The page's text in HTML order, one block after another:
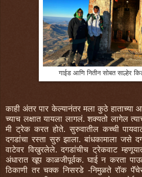
गाईड आणि नितीन सोबत साल्हेर
काही अंतर पार केल्यानंतर मला कुठे हाताच्या
च्याच लक्षात यायला लागलं. शक्यतो लागेल
मी ट्रेक करत होते. सुरुवातील कच्ची
दगडांचा रस्ता सुरु झाला. बांधकामाला जसे
वाटेवर विखुरलेले. दगडांचीच ट्रेकवाट
अंधारात खूप काळजीपूर्वक. घाई न करता
ठिकाणी तर चक्क निसरडे -निमुळते रॉक